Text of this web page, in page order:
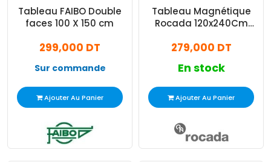
Tableau FAIBO Double
faces 100 X 150 cm
299,000 DT
Sur commande
Ajouter Au Panier
Tableau Magnétique
Rocada 120x240Cm
279,000 DT
En stock
Ajouter Au Panier